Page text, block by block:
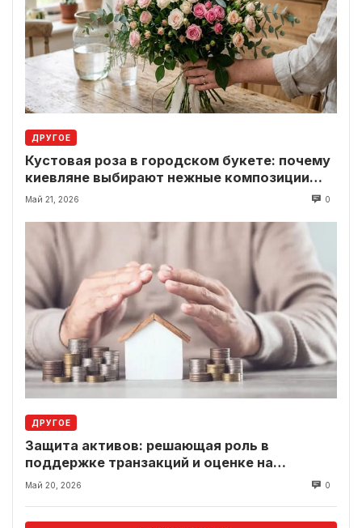
ДРУГОЕ
Кустовая роза в городском букете: почему
киевляне выбирают нежные композиции
вместо классики
Май 21, 2026 0
ДРУГОЕ
Защита активов: решающая роль в
поддержке транзакций и оценке на
современном рынке
Май 20, 2026 0